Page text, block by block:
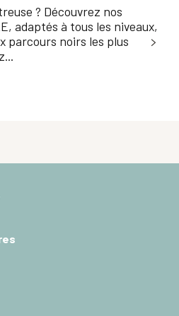
? Découvrez nos
adaptés à tous les niveaux,
parcours noirs les plus